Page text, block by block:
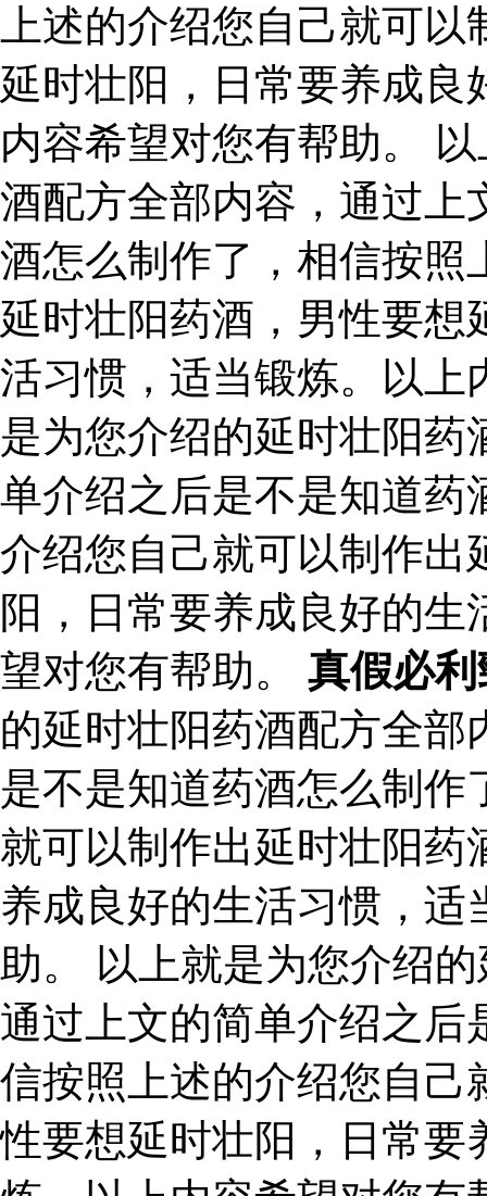
上述的介绍您自己就可
延时壮阳，日常要养成良
内容希望对您有帮助。
酒配方全部内容，通过上
酒怎么制作了，相信按照
延时壮阳药酒，男性要想
活习惯，适当锻炼。以上
是为您介绍的延时壮阳
单介绍之后是不是知道药
介绍您自己就可以制作出
阳，日常要养成良好的
望对您有帮助。 真假必
的延时壮阳药酒配方全
是不是知道药酒怎么制
就可以制作出延时壮阳药
养成良好的生活习惯，
助。 以上就是为您介绍
通过上文的简单介绍之后
信按照上述的介绍您自己
性要想延时壮阳，日常要